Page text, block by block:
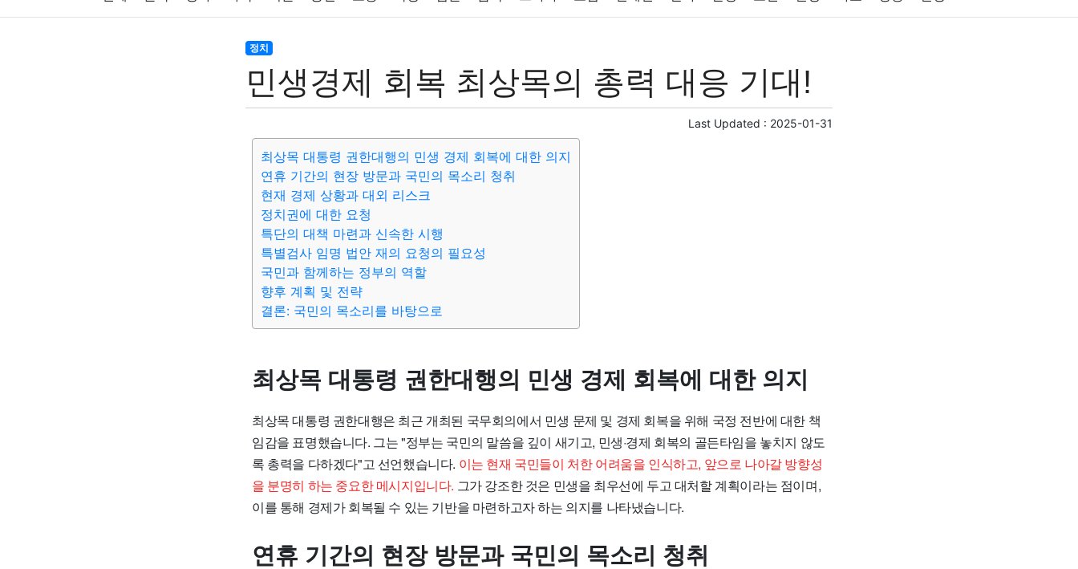
블록체인
여행 맛집 IT 컴퓨터 기술 종교 사회 정치 건강 의료 의학 경제 마케팅 부동산
정치
민생경제 회복 최상목의 총력 대응 기대!
Last Updated : 2025-01-31
최상목 대통령 권한대행의 민생 경제 회복에 대한 의지
연휴 기간의 현장 방문과 국민의 목소리 청취
현재 경제 상황과 대외 리스크
정치권에 대한 요청
특단의 대책 마련과 신속한 시행
특별검사 임명 법안 재의 요청의 필요성
국민과 함께하는 정부의 역할
향후 계획 및 전략
결론: 국민의 목소리를 바탕으로
최상목 대통령 권한대행의 민생 경제 회복에 대한 의지
최상목 대통령 권한대행은 최근 개최된 국무회의에서 민생 문제 및 경제 회복을 위해 국정 전반에 대한 책
임감을 표명했습니다. 그는 "정부는 국민의 말씀을 깊이 새기고, 민생·경제 회복의 골든타임을 놓치지 않도
록 총력을 다하겠다"고 선언했습니다. 이는 현재 국민들이 처한 어려움을 인식하고, 앞으로 나아갈 방향성
을 분명히 하는 중요한 메시지입니다. 그가 강조한 것은 민생을 최우선에 두고 대처할 계획이라는 점이며,
이를 통해 경제가 회복될 수 있는 기반을 마련하고자 하는 의지를 나타냈습니다.
연휴 기간의 현장 방문과 국민의 목소리 청취